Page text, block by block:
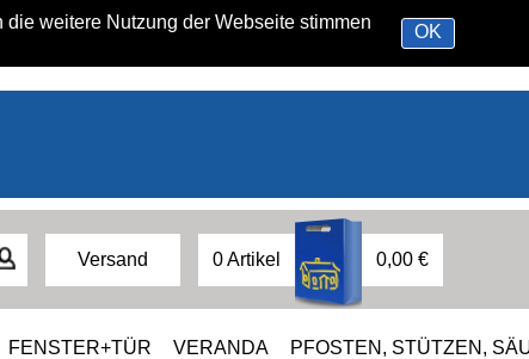
weitere Nutzung der Webseite stimmen
OK
0 Artikel 0,00 €
Versand
FENSTER+TÜR VERANDA PFOSTEN, STÜTZEN,